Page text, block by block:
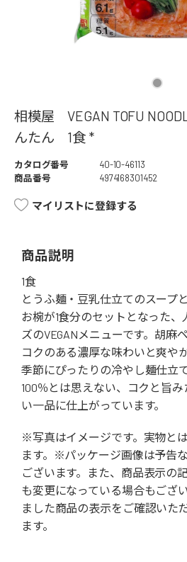
相模屋 VEGAN TOFU
んたん 1食 *
カタログ番号
40-10-46113
商品番号
4974168301452
マイリストに登録する
商品説明
1食
とうふ麺・豆乳仕立てのスープ
お椀が1食分のセットとなった
ズのVEGANメニューです。胡麻
コクのある濃厚な味わいと爽や
季節にぴったりの冷やし麺仕立
100％とは思えない、コクと旨
い一品に仕上がっています。
※写真はイメージです。実物と
ます。※パッケージ画像は予告
ございます。また、商品表示の
も変更になっている場合もござ
ました商品の表示をご確認いた
ます。